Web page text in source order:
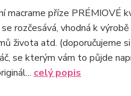
macrame příze PRÉMIOVÉ
rozčesává, vhodná k
života atd. (doporučujeme
se kterým vám to půjde
celý popis